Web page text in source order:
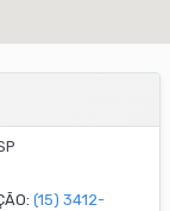
(15) 3412-